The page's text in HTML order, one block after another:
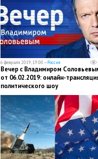
6 февраля 2019, 19:00 —Россия
Вечер с Владимиром
от 06.02.2019: онлайн-
политического шоу